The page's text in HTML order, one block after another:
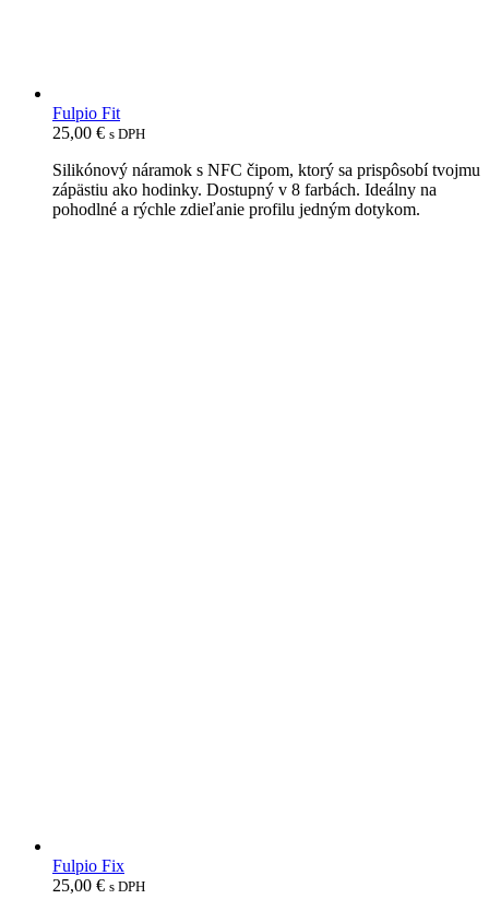
Fulpio Fit
25,00 € s DPH
Silikónový náramok s NFC čipom, ktorý sa prispôsobí tvojmu
zápästiu ako hodinky. Dostupný v 8 farbách. Ideálny na
pohodlné a rýchle zdieľanie profilu jedným dotykom.
Fulpio Fix
25,00 € s DPH